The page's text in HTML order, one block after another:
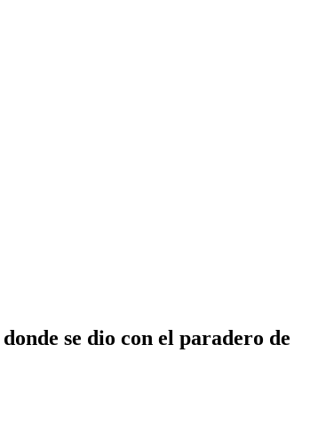
se dio con el paradero de